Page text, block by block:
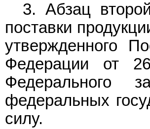
3. Абзац
поставки
утвержденного
Федерации от
Федерального
федеральных
силу.